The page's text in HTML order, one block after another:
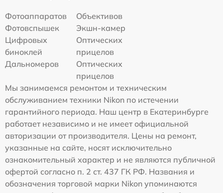
Фотоаппаратов
Объективов
Фотовспышек
Экшн-камер
Цифровых
биноклей
Оптических
прицелов
Дальномеров
Оптических
прицелов
Мы занимаемся ремонтом и техническим
обслуживанием техники Nikon по истечении
гарантийного периода. Наш центр в Екатеринбурге
работает независимо и не имеет официальной
авторизации от производителя. Цены на ремонт,
указанные на сайте, носят исключительно
ознакомительный характер и не являются публичной
офертой согласно п. 2 ст. 437 ГК РФ. Названия и
обозначения торговой марки Nikon упоминаются